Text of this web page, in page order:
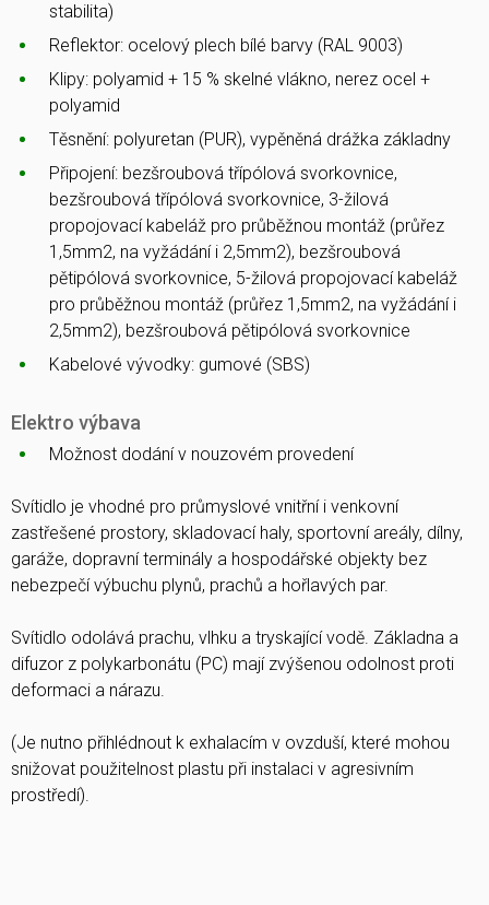
stabilita)
Reflektor: ocelový plech bílé barvy (RAL 9003)
Klipy: polyamid + 15 % skelné vlákno, nerez ocel +
polyamid
Těsnění: polyuretan (PUR), vypěněná drážka základny
Připojení: bezšroubová třípólová svorkovnice,
bezšroubová třípólová svorkovnice, 3-žilová
propojovací kabeláž pro průběžnou montáž (průřez
1,5mm2, na vyžádání i 2,5mm2), bezšroubová
pětipólová svorkovnice, 5-žilová propojovací kabeláž
pro průběžnou montáž (průřez 1,5mm2, na vyžádání i
2,5mm2), bezšroubová pětipólová svorkovnice
Kabelové vývodky: gumové (SBS)
Elektro výbava
Možnost dodání v nouzovém provedení
Svítidlo je vhodné pro průmyslové vnitřní i venkovní
zastřešené prostory, skladovací haly, sportovní areály, dílny,
garáže, dopravní terminály a hospodářské objekty bez
nebezpečí výbuchu plynů, prachů a hořlavých par.
Svítidlo odolává prachu, vlhku a tryskající vodě. Základna a
difuzor z polykarbonátu (PC) mají zvýšenou odolnost proti
deformaci a nárazu.
(Je nutno přihlédnout k exhalacím v ovzduší, které mohou
snižovat použitelnost plastu při instalaci v agresivním
prostředí).